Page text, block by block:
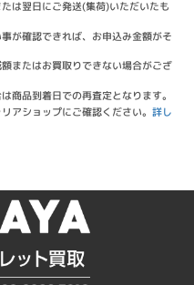
は翌日にご発送(集荷)いただいたも
が確認できれば、お申込み金額がそ
またはお買取りできない場合がござ
商品到着日での再査定となります。
アショップにご確認ください。詳し